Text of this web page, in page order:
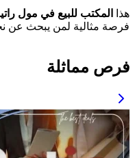
هذا المكتب للبيع في مول
فرصة مثالية لمن يبحث عن
فرص مماثلة